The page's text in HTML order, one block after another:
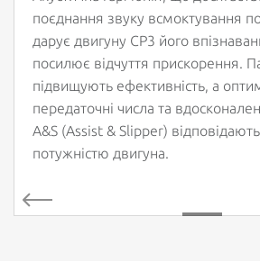
поєднання звуку всмоктування
дарує двигуну CP3 його
посилює відчуття прискорення.
підвищують ефективність, а
передаточні числа та
A&S (Assist & Slipper)
потужністю двигуна.